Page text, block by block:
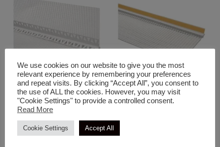
Αναλώσιμα
Γωνιόκρανο PVC Με
Νεροσταλάκτη
Αναλώσιμα
Προφίλ Σύνδεσης Παραθύρων
We use cookies on our website to give you the most
relevant experience by remembering your preferences
and repeat visits. By clicking “Accept All”, you consent to
the use of ALL the cookies. However, you may visit
"Cookie Settings" to provide a controlled consent.
Read More
Cookie Settings Accept All